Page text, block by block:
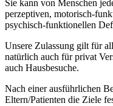
Sie kann von Menschen
perzeptiven, motorisch-
psychisch-funktionellen
Unsere Zulassung gilt für
natürlich auch für privat
auch Hausbesuche.
Nach einer ausführlichen
Eltern/Patienten die Ziele